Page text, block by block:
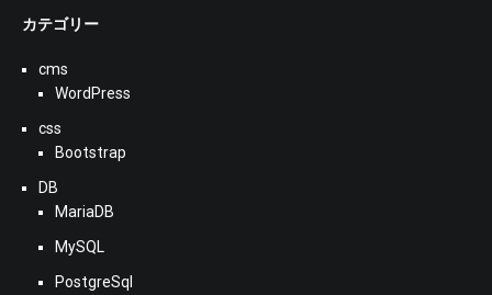
カテゴリー
cms
WordPress
css
Bootstrap
DB
MariaDB
MySQL
PostgreSql